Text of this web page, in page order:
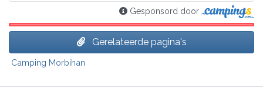
Gesponsord door
Gerelateerde pagina's
Camping Morbihan